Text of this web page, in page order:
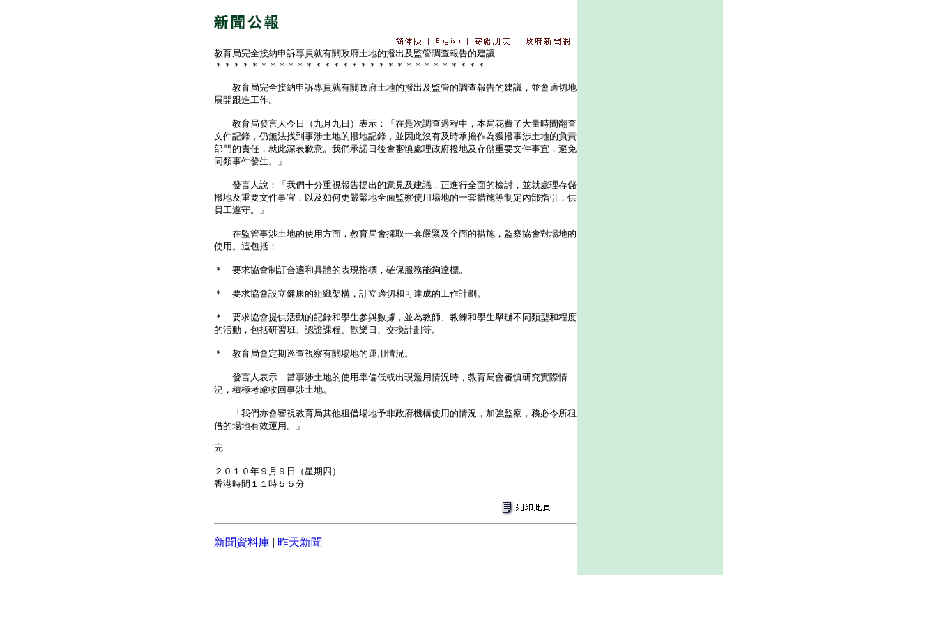
教育局完全接納申訴專員就有關政府土地的撥出及監管調查報告的建議
＊＊＊＊＊＊＊＊＊＊＊＊＊＊＊＊＊＊＊＊＊＊＊＊＊＊＊＊＊＊
教育局完全接納申訴專員就有關政府土地的撥出及監管的調查報告的建議，並會適切地
展開跟進工作。
教育局發言人今日（九月九日）表示：「在是次調查過程中，本局花費了大量時間翻查
文件記錄，仍無法找到事涉土地的撥地記錄，並因此沒有及時承擔作為獲撥事涉土地的負責
部門的責任，就此深表歉意。我們承諾日後會審慎處理政府撥地及存儲重要文件事宜，避免
同類事件發生。」
發言人說：「我們十分重視報告提出的意見及建議，正進行全面的檢討，並就處理存儲
撥地及重要文件事宜，以及如何更嚴緊地全面監察使用場地的一套措施等制定內部指引，供
員工遵守。」
在監管事涉土地的使用方面，教育局會採取一套嚴緊及全面的措施，監察協會對場地的
使用。這包括：
＊ 要求協會制訂合適和具體的表現指標，確保服務能夠達標。
＊ 要求協會設立健康的組織架構，訂立適切和可達成的工作計劃。
＊ 要求協會提供活動的記錄和學生參與數據，並為教師、教練和學生舉辦不同類型和程度
的活動，包括研習班、認證課程、歡樂日、交換計劃等。
＊ 教育局會定期巡查視察有關場地的運用情況。
發言人表示，當事涉土地的使用率偏低或出現濫用情況時，教育局會審慎研究實際情
況，積極考慮收回事涉土地。
「我們亦會審視教育局其他租借場地予非政府機構使用的情況，加強監察，務必令所租
借的場地有效運用。」
完
２０１０年９月９日（星期四）
香港時間１１時５５分
新聞資料庫 | 昨天新聞